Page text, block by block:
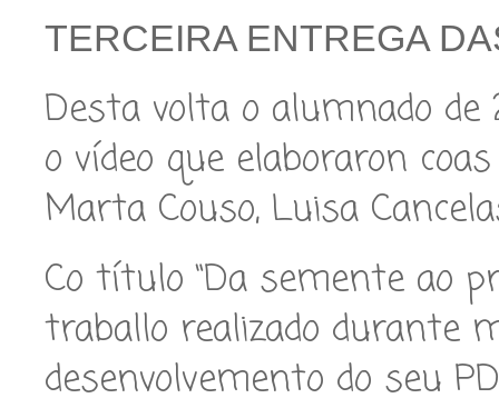
TERCEIRA ENTREGA
Desta volta o alumnado
o vídeo que elaboraron
Marta Couso, Luisa
Co título “Da semente ao
traballo realizado durante
desenvolvemento do seu